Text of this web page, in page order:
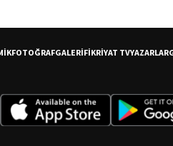
FOTOĞRAFGALERİFİKRİYAT TVYAZARLAR